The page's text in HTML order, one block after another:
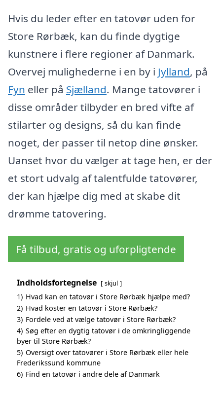
Hvis du leder efter en tatovør uden for
Store Rørbæk, kan du finde dygtige
kunstnere i flere regioner af Danmark.
Overvej mulighederne i en by i Jylland, på
Fyn eller på Sjælland. Mange tatovører i
disse områder tilbyder en bred vifte af
stilarter og designs, så du kan finde
noget, der passer til netop dine ønsker.
Uanset hvor du vælger at tage hen, er der
et stort udvalg af talentfulde tatovører,
der kan hjælpe dig med at skabe dit
drømme tatovering.
Få tilbud, gratis og uforpligtende
Indholdsfortegnelse skjul
1) Hvad kan en tatovør i Store Rørbæk hjælpe med?
2) Hvad koster en tatovør i Store Rørbæk?
3) Fordele ved at vælge tatovør i Store Rørbæk?
4) Søg efter en dygtig tatovør i de omkringliggende
byer til Store Rørbæk?
5) Oversigt over tatovører i Store Rørbæk eller hele
Frederikssund kommune
6) Find en tatovør i andre dele af Danmark